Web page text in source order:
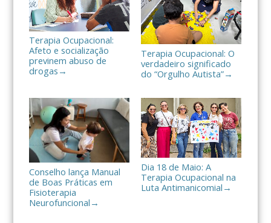
Terapia Ocupacional:
Afeto e socialização
previnem abuso de
drogas →
Terapia Ocupacional: O
verdadeiro significado
do “Orgulho Autista”→
Conselho lança Manual
de Boas Práticas em
Fisioterapia
Neurofuncional →
Dia 18 de Maio: A
Terapia Ocupacional na
Luta Antimanicomial →